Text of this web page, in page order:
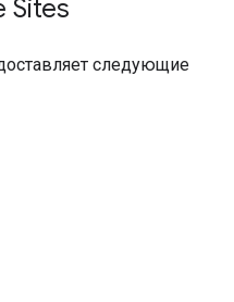
Sites
следующие